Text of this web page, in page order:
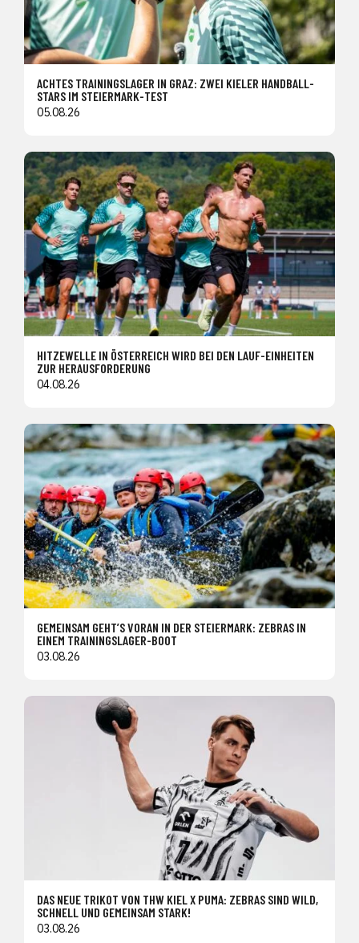
ACHTES TRAININGSLAGER IN GRAZ: ZWEI KIELER HANDBALL-
STARS IM STEIERMARK-TEST
05.08.26
HITZEWELLE IN ÖSTERREICH WIRD BEI DEN LAUF-EINHEITEN
ZUR HERAUSFORDERUNG
04.08.26
GEMEINSAM GEHT’S VORAN IN DER STEIERMARK: ZEBRAS IN
EINEM TRAININGSLAGER-BOOT
03.08.26
DAS NEUE TRIKOT VON THW KIEL X PUMA: ZEBRAS SIND WILD,
SCHNELL UND GEMEINSAM STARK!
03.08.26